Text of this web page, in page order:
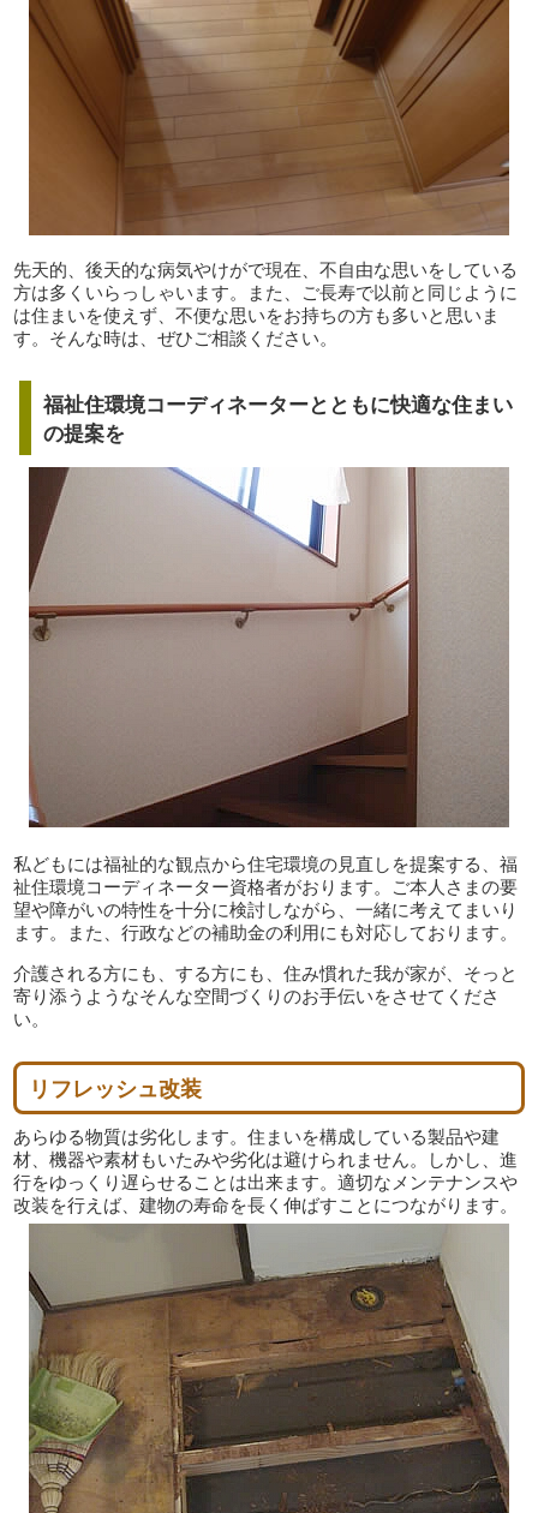
先天的、後天的な病気やけがで現在、不自由な思いをしている
方は多くいらっしゃいます。また、ご長寿で以前と同じように
は住まいを使えず、不便な思いをお持ちの方も多いと思いま
す。そんな時は、ぜひご相談ください。
福祉住環境コーディネーターとともに快適な住まい
の提案を
私どもには福祉的な観点から住宅環境の見直しを提案する、福
祉住環境コーディネーター資格者がおります。ご本人さまの要
望や障がいの特性を十分に検討しながら、一緒に考えてまいり
ます。また、行政などの補助金の利用にも対応しております。
介護される方にも、する方にも、住み慣れた我が家が、そっと
寄り添うようなそんな空間づくりのお手伝いをさせてくださ
い。
リフレッシュ改装
あらゆる物質は劣化します。住まいを構成している製品や建
材、機器や素材もいたみや劣化は避けられません。しかし、進
行をゆっくり遅らせることは出来ます。適切なメンテナンスや
改装を行えば、建物の寿命を長く伸ばすことにつながります。